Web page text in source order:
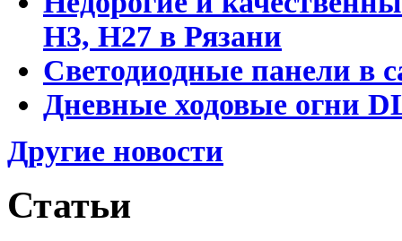
Н3, Н27 в Рязани
Светодиодные панели в
Дневные ходовые огни
Другие новости
Статьи